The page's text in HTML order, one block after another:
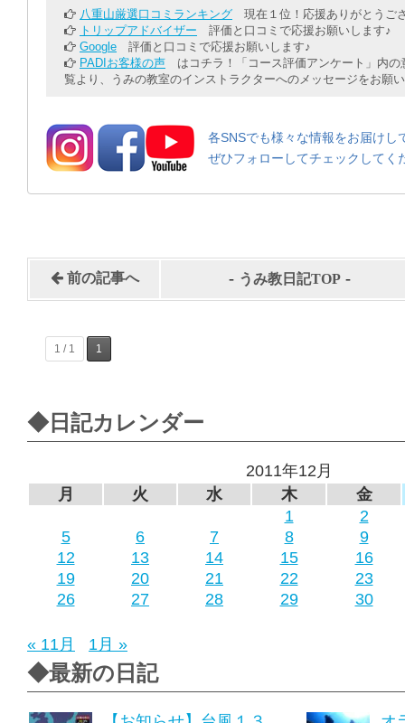
八重山厳選口コミランキング 現在１位！応援ありがとうご
トリップアドバイザー 評価と口コミで応援お願いします♪
Google 評価と口コミで応援お願いします♪
PADIお客様の声 はコチラ！「コース評価アンケート」内の
覧より、うみの教室のインストラクターへのメッセージをお願
各SNSでも様々な情報をお届けし
ぜひフォローしてチェックしてく
前の記事へ - うみ教日記TOP -
1 / 1 1
◆日記カレンダー
2011年12月
月
火 水 木
金
1
2
5
6 7 8
9
12
13 14 15
16
19
20 21 22
23
26
27 28 29 30
« 11月 1月 »
◆最新の日記